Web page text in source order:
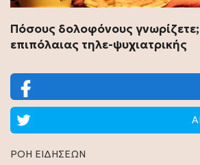
Πόσους δολοφόνους γνωρίζετε;
επιπόλαιας τηλε-ψυχιατρικής
ΡΟΗ ΕΙΔΗΣΕΩΝ